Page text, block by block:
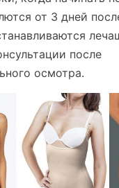
от 3 дней
после
осмотра.